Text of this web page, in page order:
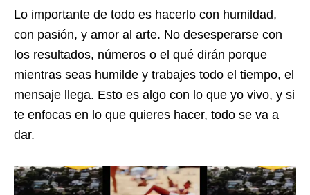
Lo importante de todo es hacerlo con humildad,
con pasión, y amor al arte. No desesperarse con
los resultados, números o el qué dirán porque
mientras seas humilde y trabajes todo el tiempo, el
mensaje llega. Esto es algo con lo que yo vivo, y si
te enfocas en lo que quieres hacer, todo se va a
dar.